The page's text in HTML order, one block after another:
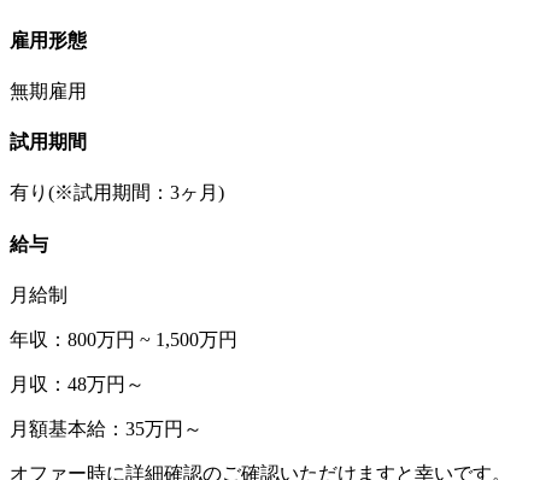
雇用形態
無期雇用
試用期間
有り(※試用期間：3ヶ月)
給与
月給制
年収：800万円 ~ 1,500万円
月収：48万円～
月額基本給：35万円～
オファー時に詳細確認のご確認いただけますと幸いです。